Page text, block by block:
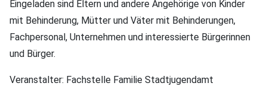
Eingeladen sind Eltern und andere Angehörige von Kinder
mit Behinderung, Mütter und Väter mit Behinderungen,
Fachpersonal, Unternehmen und interessierte Bürgerinnen
und Bürger.
Veranstalter: Fachstelle Familie Stadtjugendamt